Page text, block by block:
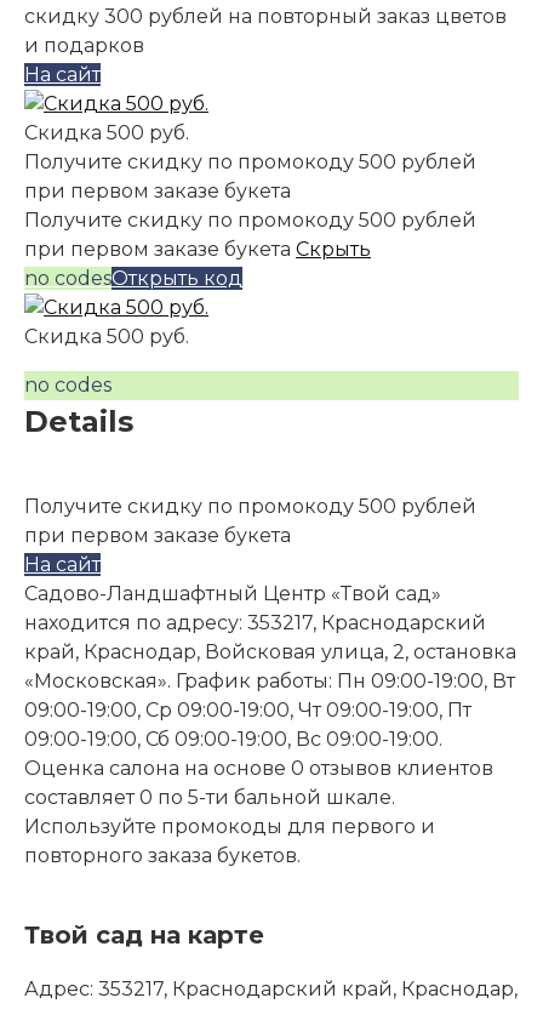
скидку 300 рублей на повторный заказ цветов
и подарков
На сайт
Скидка 500 руб.
Получите скидку по промокоду 500 рублей
при первом заказе букета
Получите скидку по промокоду 500 рублей
при первом заказе букета Скрыть
no codesОткрыть код
Скидка 500 руб.
no codes
Details
Получите скидку по промокоду 500 рублей
при первом заказе букета
На сайт
Садово-Ландшафтный Центр «Твой сад»
находится по адресу: 353217, Краснодарский
край, Краснодар, Войсковая улица, 2, остановка
«Московская». График работы: Пн 09:00-19:00, Вт
09:00-19:00, Ср 09:00-19:00, Чт 09:00-19:00, Пт
09:00-19:00, Сб 09:00-19:00, Вс 09:00-19:00.
Оценка салона на основе 0 отзывов клиентов
составляет 0 по 5-ти бальной шкале.
Используйте промокоды для первого и
повторного заказа букетов.
Твой сад на карте
Адрес: 353217, Краснодарский край, Краснодар,